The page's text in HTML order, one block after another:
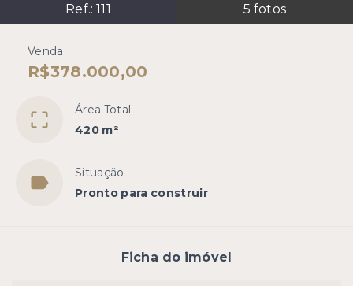
Ref.:111 5 fotos
Venda
R$378.000,00
Área Total
420 m²
Situação
Pronto para construir
Ficha do imóvel